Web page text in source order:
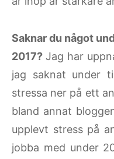
Saknar du något
2017? Jag har
jag saknat under
stressa ner på ett
bland annat
upplevt stress på
jobba med under